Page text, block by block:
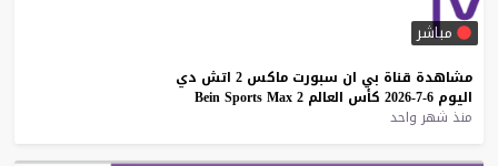
مباشر
مشاهدة قناة بي ان سبورت ماكس 2 اتش دي
اليوم 6-7-2026 كأس العالم Bein Sports Max 2
منذ شهر واحد